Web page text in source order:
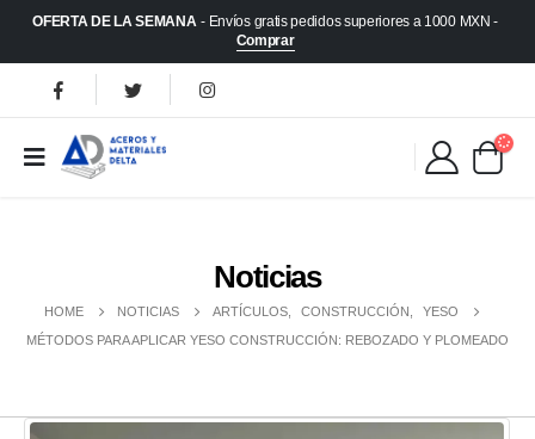
OFERTA DE LA SEMANA - Envíos gratis pedidos superiores a 1000 MXN -
Comprar
Noticias
HOME NOTICIAS ARTÍCULOS, CONSTRUCCIÓN
YESO
MÉTODOS PARA APLICAR YESO CONSTRUCCIÓN: REBOZADO Y PLOMEADO